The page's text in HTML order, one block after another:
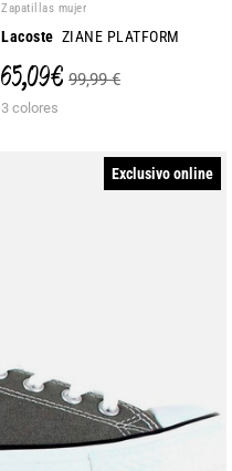
Zapatillas mujer
Lacoste ZIANE PLATFORM
65,09 € 99,99 €
3 colores
Exclusivo online